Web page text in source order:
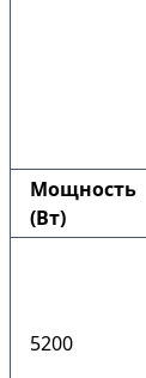
Мощность
(Вт)
5200